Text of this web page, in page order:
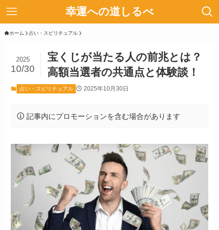
幸運への道しるべ
ホーム 占い・スピリチュアル
宝くじが当たる人の前兆とは？
高額当選者の共通点と体験談！
2025
10/30
占い・スピリチュアル 2025年10月30日
記事内にプロモーションを含む場合があります